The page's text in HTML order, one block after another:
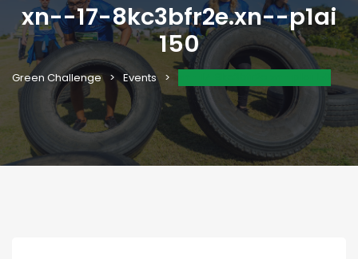
xn--17-8kc3bfr2e.xn--p1ai
150
Green Challenge Events